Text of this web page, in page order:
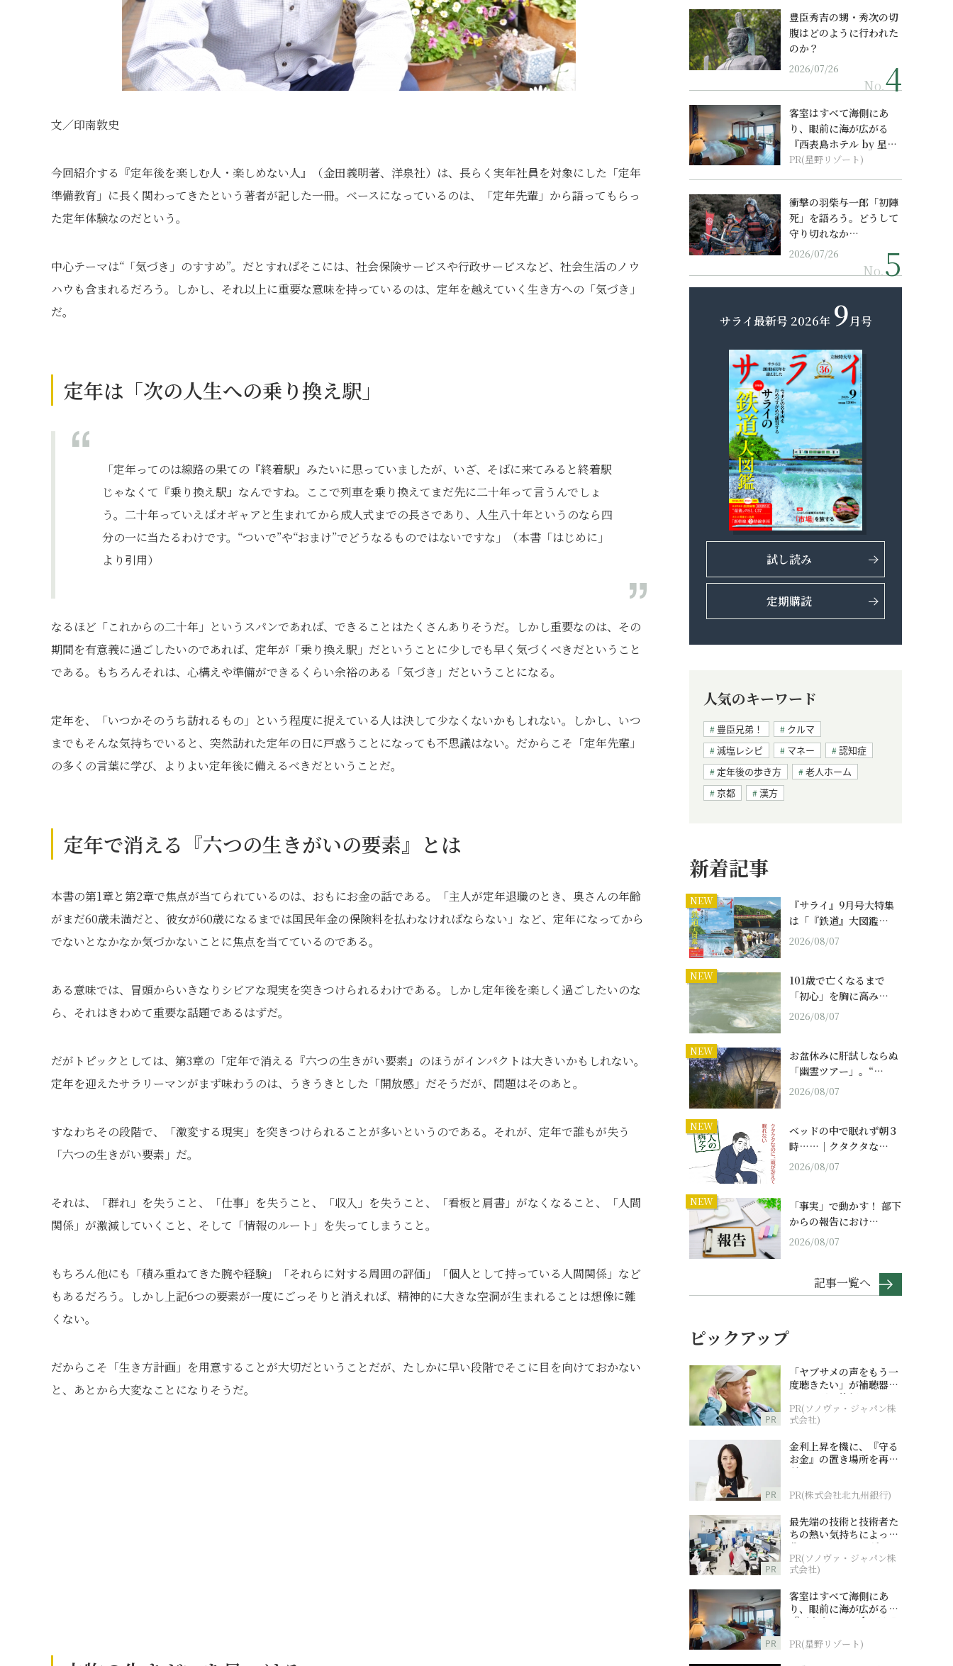
文／印南敦史
今回紹介する『定年後を楽しむ人・楽しめない人』（金田義明著、洋泉社）は、長らく実年社員を対象にした「定年
準備教育」に長く関わってきたという著者が記した一冊。ベースになっているのは、「定年先輩」から語ってもらっ
た定年体験なのだという。
中心テーマは“「気づき」のすすめ”。だとすればそこには、社会保険サービスや行政サービスなど、社会生活のノウ
ハウも含まれるだろう。しかし、それ以上に重要な意味を持っているのは、定年を越えていく生き方への「気づき」
だ。
定年は「次の人生への乗り換え駅」
「定年ってのは線路の果ての『終着駅』みたいに思っていましたが、いざ、そばに来てみると終着駅
じゃなくて『乗り換え駅』なんですね。ここで列車を乗り換えてまだ先に二十年って言うんでしょ
う。二十年っていえばオギャアと生まれてから成人式までの長さであり、人生八十年というのなら四
分の一に当たるわけです。“ついで”や“おまけ”でどうなるものではないですな」（本書「はじめに」
より引用）
なるほど「これからの二十年」というスパンであれば、できることはたくさんありそうだ。しかし重要なのは、その
期間を有意義に過ごしたいのであれば、定年が「乗り換え駅」だということに少しでも早く気づくべきだということ
である。もちろんそれは、心構えや準備ができるくらい余裕のある「気づき」だということになる。
定年を、「いつかそのうち訪れるもの」という程度に捉えている人は決して少なくないかもしれない。しかし、いつ
までもそんな気持ちでいると、突然訪れた定年の日に戸惑うことになっても不思議はない。だからこそ「定年先輩」
の多くの言葉に学び、よりよい定年後に備えるべきだということだ。
定年で消える『六つの生きがいの要素』とは
本書の第1章と第2章で焦点が当てられているのは、おもにお金の話である。「主人が定年退職のとき、奥さんの年齢
がまだ60歳未満だと、彼女が60歳になるまでは国民年金の保険料を払わなければならない」など、定年になってから
でないとなかなか気づかないことに焦点を当てているのである。
ある意味では、冒頭からいきなりシビアな現実を突きつけられるわけである。しかし定年後を楽しく過ごしたいのな
ら、それはきわめて重要な話題であるはずだ。
だがトピックとしては、第3章の「定年で消える『六つの生きがい要素』のほうがインパクトは大きいかもしれない。
定年を迎えたサラリーマンがまず味わうのは、うきうきとした「開放感」だそうだが、問題はそのあと。
すなわちその段階で、「激変する現実」を突きつけられることが多いというのである。それが、定年で誰もが失う
「六つの生きがい要素」だ。
それは、「群れ」を失うこと、「仕事」を失うこと、「収入」を失うこと、「看板と肩書」がなくなること、「人間
関係」が激減していくこと、そして「情報のルート」を失ってしまうこと。
もちろん他にも「積み重ねてきた腕や経験」「それらに対する周囲の評価」「個人として持っている人間関係」など
もあるだろう。しかし上記6つの要素が一度にごっそりと消えれば、精神的に大きな空洞が生まれることは想像に難
くない。
だからこそ「生き方計画」を用意することが大切だということだが、たしかに早い段階でそこに目を向けておかない
と、あとから大変なことになりそうだ。
豊臣秀吉の甥・秀次の切
腹はどのように行われた
のか？
2026/07/26
No.
客室はすべて海側にあ
り、眼前に海が広がる
『西表島ホテル by 星野
リゾート』
PR(星野リゾート)
衝撃の羽柴与一郎「初陣
死」を語ろう。どうして
守り切れなか…
2026/07/26
No.
サライ最新号 2026年 9月号
試し読み
定期購読
人気のキーワード
豊臣兄弟！
クルマ
減塩レシピ
マネー
認知症
定年後の歩き方
老人ホーム
京都
漢方
新着記事
NEW
『サライ』9月号大特集
は「『鉄道』大図鑑…
2026/08/07
NEW
101歳で亡くなるまで
「初心」を胸に高み…
2026/08/07
NEW
お盆休みに肝試しならぬ
「幽霊ツアー」。“…
2026/08/07
NEW
ベッドの中で眠れず朝３
時……｜クタクタな…
2026/08/07
NEW
「事実」で動かす！ 部下
からの報告におけ…
2026/08/07
記事一覧へ
ピックアップ
PR
「ヤブサメの声をもう一
度聴きたい」が補聴器チ
ャレンジの後押しに
PR(ソノヴァ・ジャパン株
式会社)
PR
金利上昇を機に、『守る
お金』の置き場所を再検
討
PR(株式会社北九州銀行)
PR
最先端の技術と技術者た
ちの熱い気持ちによって
作られているオーダーメ
イド補聴器
PR(ソノヴァ・ジャパン株
式会社)
PR
客室はすべて海側にあ
り、眼前に海が広がる
『西表島ホテル by 星野
PR(星野リゾート)